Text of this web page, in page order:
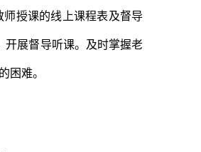
授课的线上课程表及督导
开展督导听课。及时掌握老
困难。